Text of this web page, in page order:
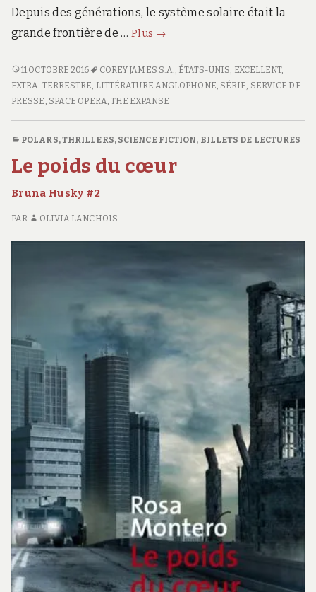
Depuis des générations, le système solaire était la
grande frontière de …Plus La
d’Abaddon
The
#3
→
<SPAN
CLASS="ENTRY-
TITLE-
D’ABADDON</SPAN>
<SPAN
CLASS="ENTRY-
SUBTITLE">THE
11 OCTOBRE 2016 COREY JAMES S.A., ÉTATS-UNIS, EXCELLENT,
EXTRA-TERRESTRE, LITTÉRATURE ANGLOPHONE, SÉRIE, SERVICE DE
PRESSE , SPACE OPERA,THE EXPANSE
POLARS, THRILLERS, SCIENCE FICTION, BILLETS DE LECTURES
Le poids du cœur
Bruna Husky #2
PAR OLIVIA LANCHOIS